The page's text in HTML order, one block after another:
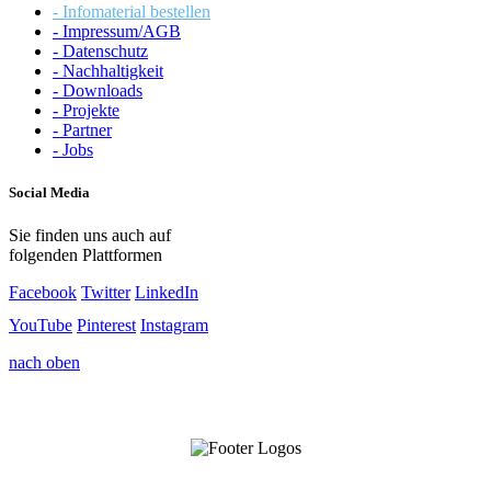
- Infomaterial bestellen
- Impressum/AGB
- Datenschutz
- Nachhaltigkeit
- Downloads
- Projekte
- Partner
- Jobs
Social Media
Sie finden uns auch auf
folgenden Plattformen
Facebook Twitter LinkedIn
YouTube Pinterest Instagram
nach oben